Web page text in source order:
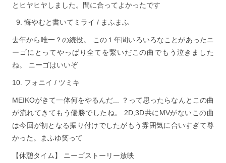
とヒヤヒヤしました。間に合ってよかったです
悔やむと書いてミライ / まふまふ
去年から唯一？の続投。 この１年間いろいろなことがあったニ
ーゴにとってやっぱり全てを繋いだこの曲でもう泣きました
ね。 ニーゴはいいぞ
フォニイ / ツミキ
MEIKOがきて一体何をやるんだ... ？って思ったらなんとこの曲
が流れてきてもう優勝でしたね。 2D,3D共にMVがないこの曲
は今回が初となる振り付けでしたがもう雰囲気に合いすぎて尊
かった。まふゆ笑って
【休憩タイム】 ニーゴストーリー放映